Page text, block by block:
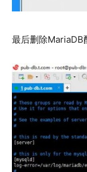
最后删除MariaDB